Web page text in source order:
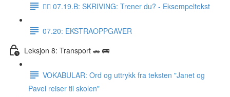
✍🏼 07.19.B: SKRIVING: Trener du? - Eksempeltekst
07.20: EKSTRAOPPGAVER
Leksjon 8: Transport 🚗 🚌
VOKABULAR: Ord og uttrykk fra teksten "Janet og
Pavel reiser til skolen"